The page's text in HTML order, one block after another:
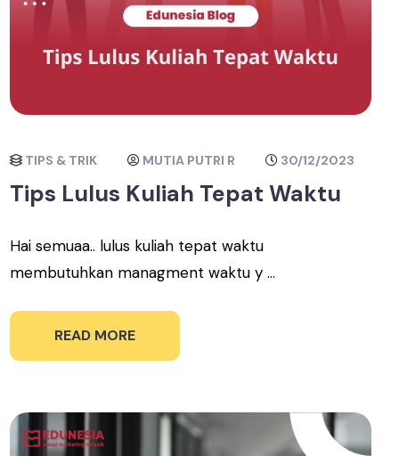
TIPS & TRIK MUTIA PUTRI R 30/12/2023
Tips Lulus Kuliah Tepat Waktu
Hai semuaa.. lulus kuliah tepat waktu
membutuhkan managment waktu y ...
READ MORE